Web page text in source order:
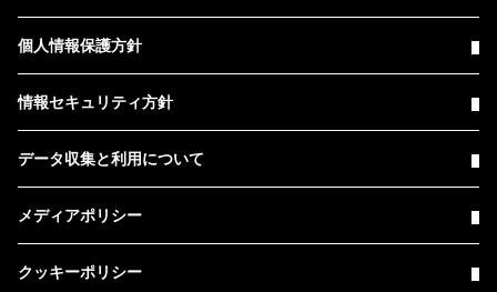
個人情報保護方針
情報セキュリティ方針
データ収集と利用について
メディアポリシー
クッキーポリシー